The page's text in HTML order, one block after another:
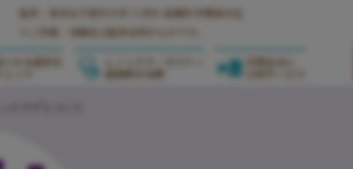
監修：東京女子医科大学 小児科 准講師 伊藤進先生
※ご所属・役職名は監修当時のものです。
気になる症状を
症候群の治療